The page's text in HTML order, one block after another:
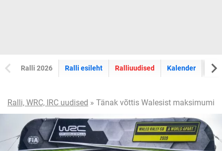
Ralli 2026 Ralli esileht Ralliuudised Kalender
Ralli, WRC, IRC uudised » Tänak võttis Walesist maksimumi